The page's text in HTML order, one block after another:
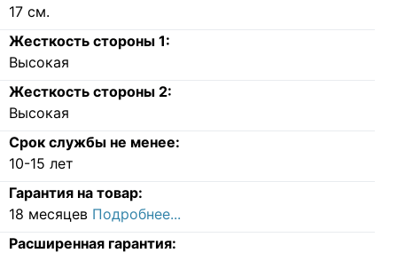
17 см.
Жесткость стороны 1:
Высокая
Жесткость стороны 2:
Высокая
Срок службы не менее:
10-15 лет
Гарантия на товар:
18 месяцев Подробнее...
Расширенная гарантия: